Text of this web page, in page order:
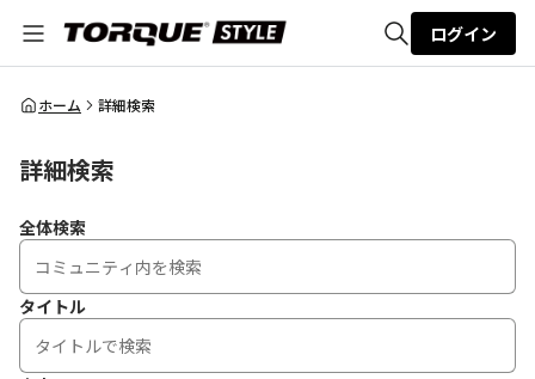
全体検索
ログイン
ホーム 詳細検索
詳細検索
全体検索
タイトル